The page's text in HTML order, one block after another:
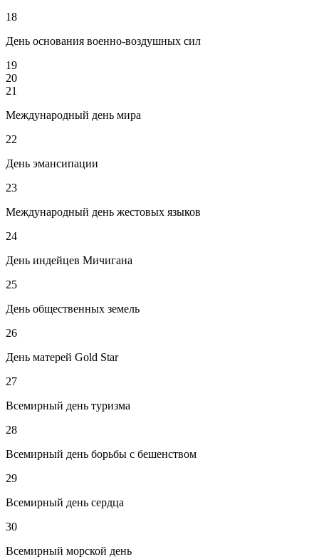
18
День основания военно-воздушных сил
19
20
21
Международный день мира
22
День эмансипации
23
Международный день жестовых языков
24
День индейцев Мичигана
25
День общественных земель
26
День матерей Gold Star
27
Всемирный день туризма
28
Всемирный день борьбы с бешенством
29
Всемирный день сердца
30
Всемирный морской день